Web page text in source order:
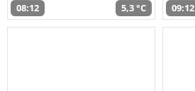
08:12 5,3 °C 09:12